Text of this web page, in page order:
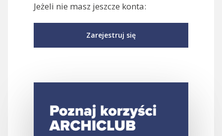
Jeżeli nie masz jeszcze konta:
Zarejestruj się